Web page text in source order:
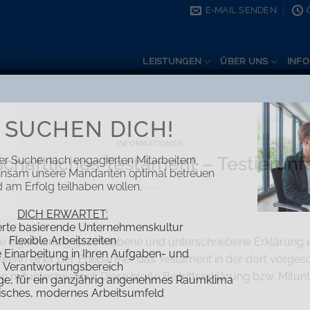
E-MAIL SENDEN
LEISTUNGEN ÜBER UNS
INFORMATIONEN
Testament –
eigenhändig geschriebene und unterschriebene Erklärung
einer der Ehepartner das Testament in der dort
mitunterzeichnet. Diese bloße Beitrittserklärung bzw.
DICH!
Suche nach engagierten Mitarbeitern,
unsere Mandanten optimal betreuen
am Erfolg teilhaben wollen.
DICH ERWARTET:
basierende Unternehmenskultur
Flexible Arbeitszeiten
Einarbeitung in Ihren Aufgaben- und
Verantwortungsbereich
für ein ganzjährig angenehmes Raumklima
modernes Arbeitsumfeld